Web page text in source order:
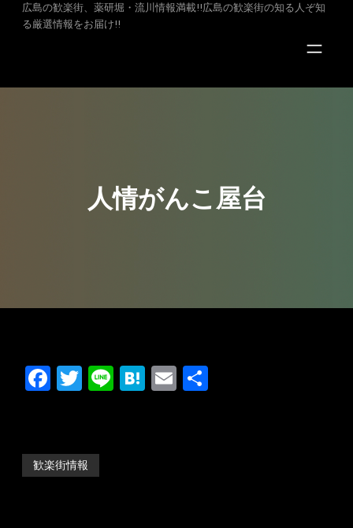
プ
広島の歓楽街、薬研堀・流川情報満載!!広島の歓楽街の知る人ぞ知
る厳選情報をお届け!!
人情がんこ屋台
Facebook
Twitter
LineHatena
Email
歓楽街情報